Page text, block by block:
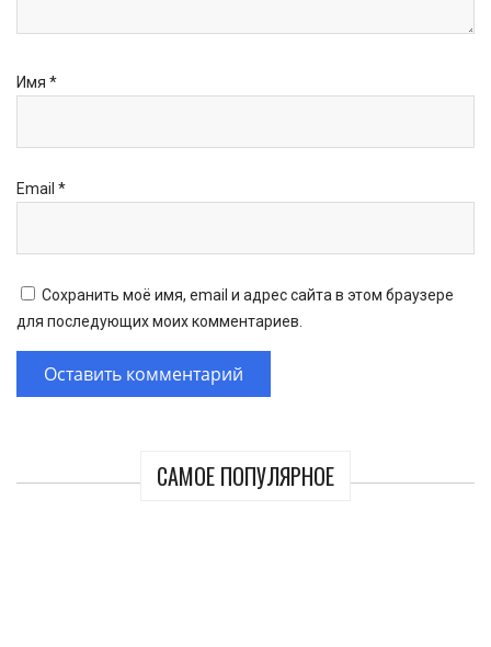
САМОЕ ПОПУЛЯРНОЕ
Имя *
Email *
Сохранить моё имя, email и адрес сайта в этом браузере
для последующих моих комментариев.